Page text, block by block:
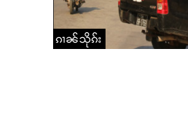
ၵၢၼ်သိုၵ်း